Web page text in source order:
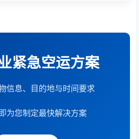
紧急空运方案
信息、目的地与时间要求
为您制定最快解决方案